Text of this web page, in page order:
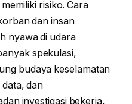
risiko. Cara
dan insan
nyawa di udara
spekulasi,
budaya keselamatan
dan
investigasi bekerja,